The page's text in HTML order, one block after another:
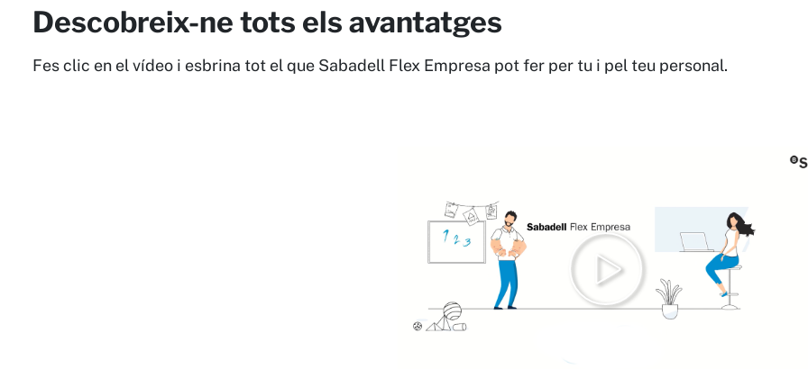
Descobreix-ne tots els avantatges
Fes clic en el vídeo i esbrina tot el que Sabadell Flex Empresa pot fer per tu i pel teu personal.